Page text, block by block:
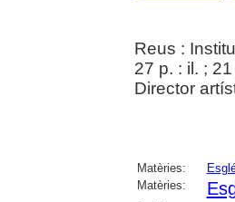
Reus :
27 p. : il. ;
Director
Matèries:
Matèries: